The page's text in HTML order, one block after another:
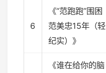
6
《“范跑跑”围困
范美忠15年（轻
纪实）》
《谁在给你的脑